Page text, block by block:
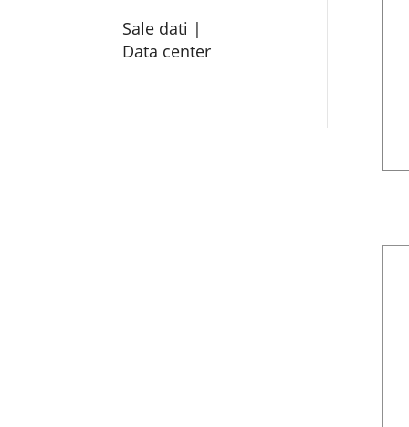
Sale dati |
Data center